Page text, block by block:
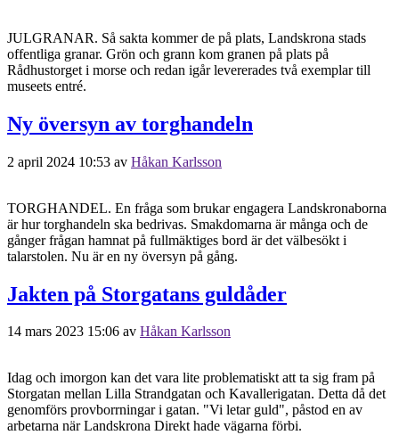
JULGRANAR. Så sakta kommer de på plats, Landskrona stads
offentliga granar. Grön och grann kom granen på plats på
Rådhustorget i morse och redan igår levererades två exemplar till
museets entré.
Ny översyn av torghandeln
2 april 2024 10:53 av Håkan Karlsson
TORGHANDEL. En fråga som brukar engagera Landskronaborna
är hur torghandeln ska bedrivas. Smakdomarna är många och de
gånger frågan hamnat på fullmäktiges bord är det välbesökt i
talarstolen. Nu är en ny översyn på gång.
Jakten på Storgatans guldåder
14 mars 2023 15:06 av Håkan Karlsson
Idag och imorgon kan det vara lite problematiskt att ta sig fram på
Storgatan mellan Lilla Strandgatan och Kavallerigatan. Detta då det
genomförs provborrningar i gatan. "Vi letar guld", påstod en av
arbetarna när Landskrona Direkt hade vägarna förbi.